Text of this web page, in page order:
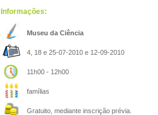
Informações:
Museu da Ciência
4, 18 e 25-07-2010 e 12-09-2010
11h00 - 12h00
famílias
Gratuito, mediante inscrição prévia.